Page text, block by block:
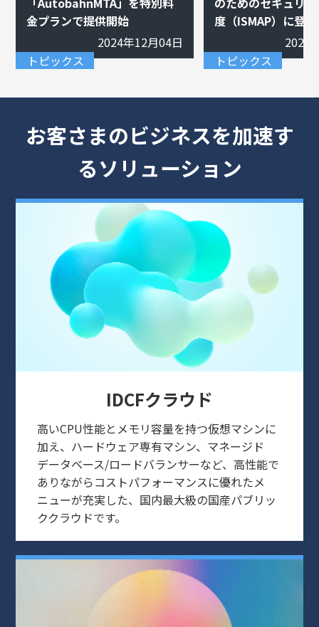
トピックス
金プランで提供開始
2024年12月04日
トピックス
度（ISMAP）に登録
2024
お客さまのビジネスを加速す
るソリューション
IDCFクラウド
高いCPU性能とメモリ容量を持つ仮想マシンに
加え、ハードウェア専有マシン、マネージド
データベース/ロードバランサーなど、高性能で
ありながらコストパフォーマンスに優れたメ
ニューが充実した、国内最大級の国産パブリッ
ククラウドです。